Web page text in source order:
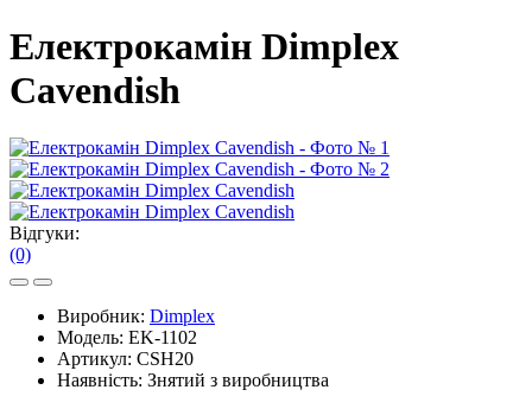
Електрокамін Dimplex
Cavendish
Відгуки:
(0)
Виробник: Dimplex
Модель: EK-1102
Артикул: CSH20
Наявність: Знятий з виробництва